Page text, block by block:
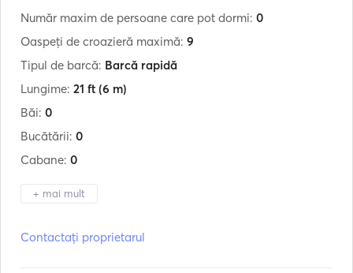
Număr maxim de persoane care pot dormi: 0
Oaspeți de croazieră maximă: 9
Tipul de barcă: Barcă rapidă
Lungime: 21 ft (6 m)
Băi: 0
Bucătării: 0
Cabane: 0
+ mai mult
Contactați proprietarul